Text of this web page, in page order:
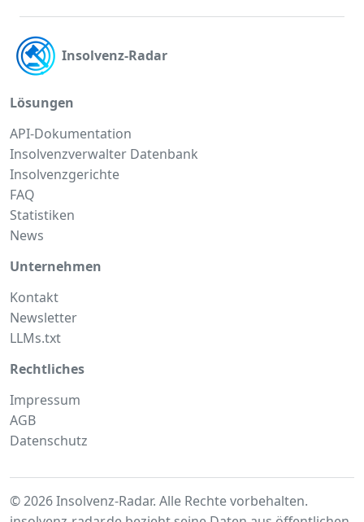
Insolvenz-Radar
Lösungen
API-Dokumentation
Insolvenzverwalter Datenbank
Insolvenzgerichte
FAQ
Statistiken
News
Unternehmen
Kontakt
Newsletter
LLMs.txt
Rechtliches
Impressum
AGB
Datenschutz
© 2026 Insolvenz-Radar. Alle Rechte vorbehalten.